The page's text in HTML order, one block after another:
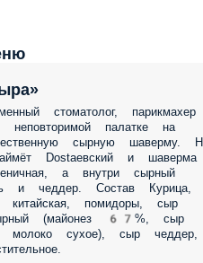
стоматолог,
палатке на
сырную шаверму.
Dostaевский и шаверма
а внутри сырный
и чеддер. Состав Курица,
китайская, помидоры, сыр
(майонез 67%, сыр
молоко сухое), сыр чеддер,